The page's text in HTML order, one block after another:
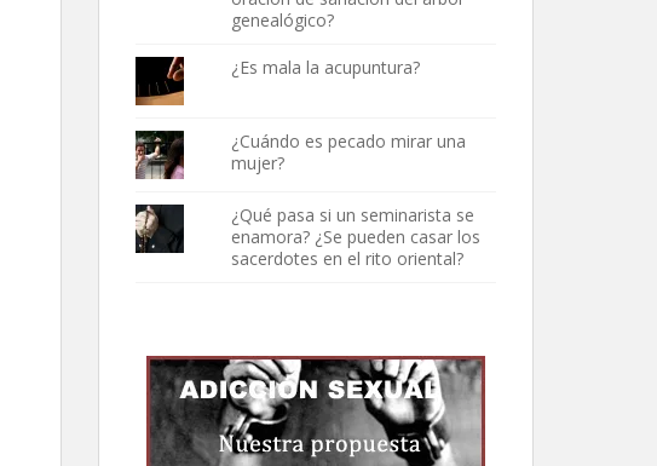
genealógico?
¿Es mala la acupuntura?
¿Cuándo es pecado mirar una
mujer?
¿Qué pasa si un seminarista se
enamora? ¿Se pueden casar los
sacerdotes en el rito oriental?